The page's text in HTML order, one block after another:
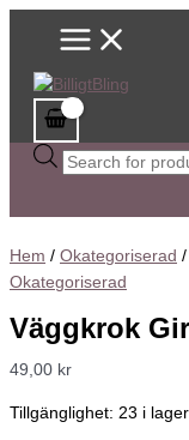
HoppaMain
Sök
efter
Hem / Okategoriserad
Okategoriserad
Väggkrok
49,00 kr
Tillgänglighet: 23 i lager
Väggkrok
Det
var: